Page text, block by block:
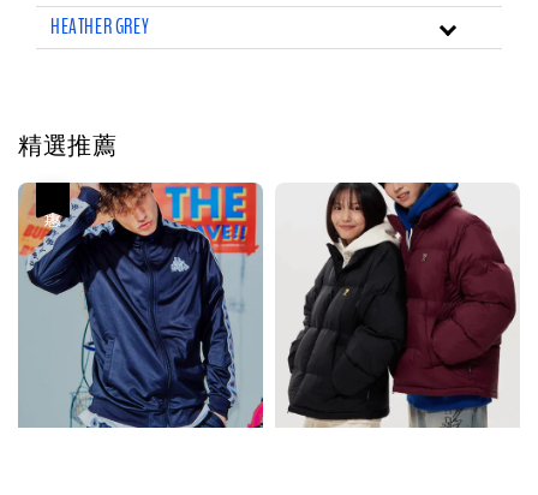
HEATHER GREY
精選推薦